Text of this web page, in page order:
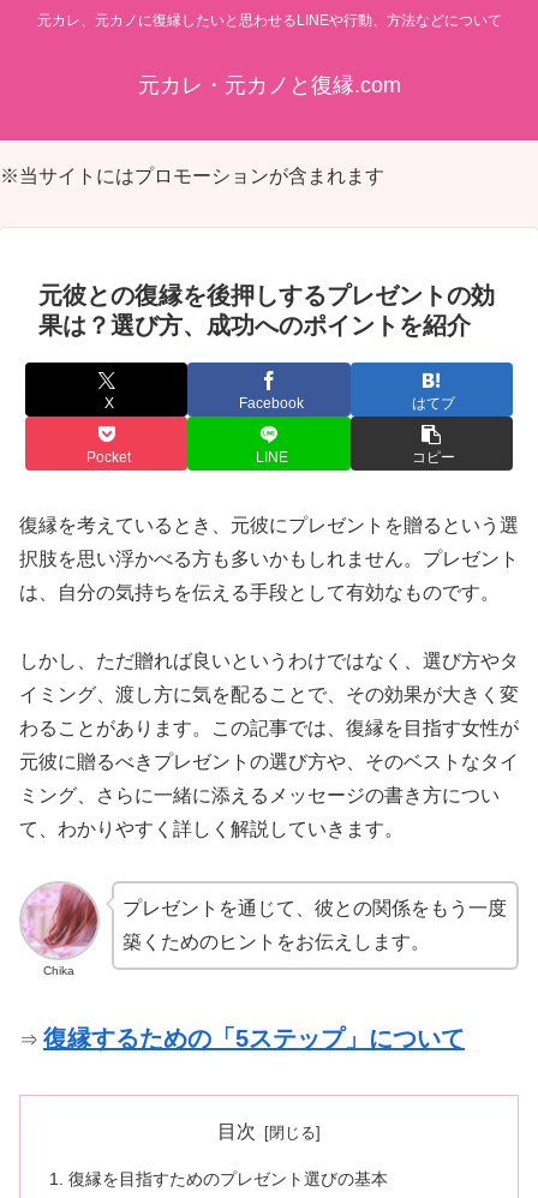
元カレ、元カノに復縁したいと思わせるLINEや行動、方法などについて
元カレ・元カノと復縁.com
※当サイトにはプロモーションが含まれます
元彼との復縁を後押しするプレゼントの効
果は？選び方、成功へのポイントを紹介
X Facebook はてブ
Pocket LINE コピー
復縁を考えているとき、元彼にプレゼントを贈るという選
択肢を思い浮かべる方も多いかもしれません。プレゼント
は、自分の気持ちを伝える手段として有効なものです。
しかし、ただ贈れば良いというわけではなく、選び方やタ
イミング、渡し方に気を配ることで、その効果が大きく変
わることがあります。この記事では、復縁を目指す女性が
元彼に贈るべきプレゼントの選び方や、そのベストなタイ
ミング、さらに一緒に添えるメッセージの書き方につい
て、わかりやすく詳しく解説していきます。
Chika
プレゼントを通じて、彼との関係をもう一度
築くためのヒントをお伝えします。
⇒ 復縁するための「5ステップ」について
目次
復縁を目指すためのプレゼント選びの基本